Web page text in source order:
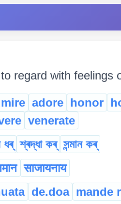
to regard with feelings of
adore honor
venerate
ধৰ্ শ্ৰদ্ধা কৰ্ সন্মান কৰ্
साजायनाय
de.doa mande